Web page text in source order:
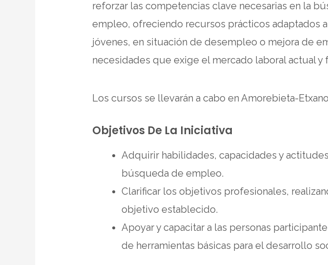
reforzar las competencias clave necesarias en la
empleo, ofreciendo recursos prácticos adaptados
jóvenes, en situación de desempleo o mejora de
necesidades que exige el mercado laboral actual y
Los cursos se llevarán a cabo en Amorebieta-
Objetivos De La Iniciativa
Adquirir habilidades, capacidades y
búsqueda de empleo.
Clarificar los objetivos profesionales,
objetivo establecido.
Apoyar y capacitar a las personas
de herramientas básicas para el desarrollo